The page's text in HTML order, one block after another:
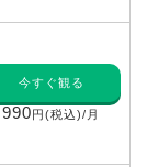
今すぐ観る
990円(税込)/月